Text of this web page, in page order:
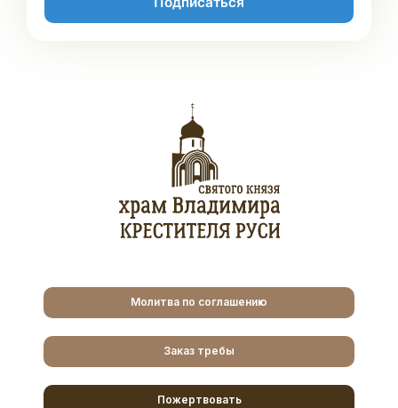
Молитва по соглашению
Заказ требы
Пожертвовать